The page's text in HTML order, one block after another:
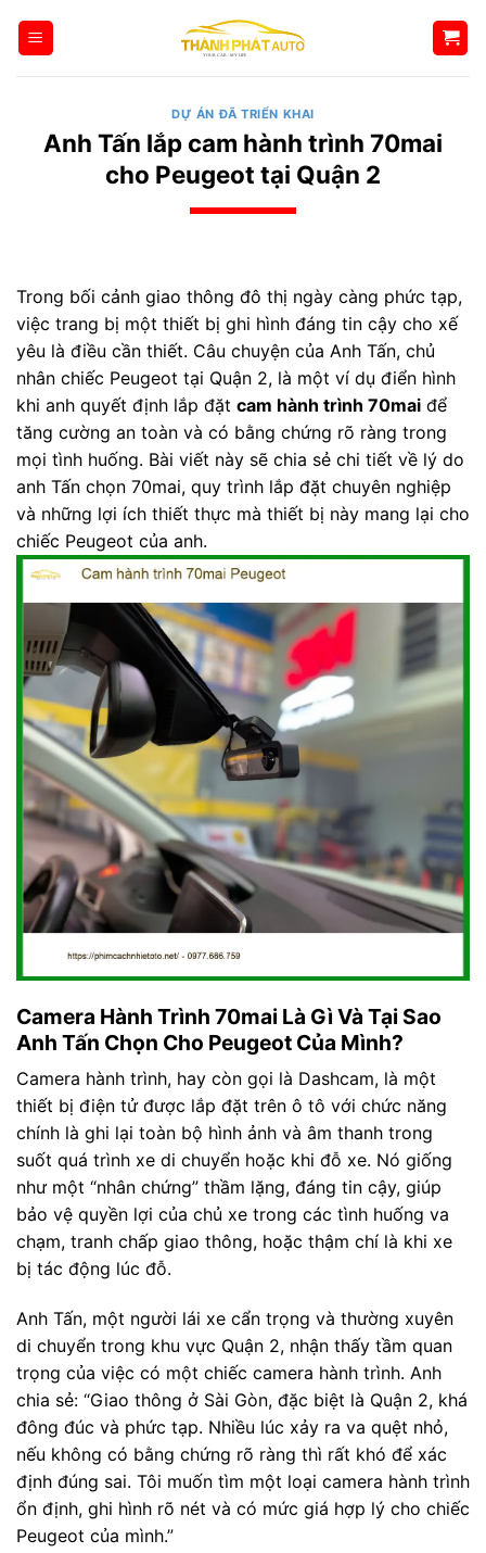
qua
DỰ ÁN ĐÃ TRIỂN KHAI
Anh Tấn lắp cam hành trình 70mai
cho Peugeot tại Quận 2
Trong bối cảnh giao thông đô thị ngày càng phức tạp,
việc trang bị một thiết bị ghi hình đáng tin cậy cho xế
yêu là điều cần thiết. Câu chuyện của Anh Tấn, chủ
nhân chiếc Peugeot tại Quận 2, là một ví dụ điển hình
khi anh quyết định lắp đặt cam hành trình 70mai để
tăng cường an toàn và có bằng chứng rõ ràng trong
mọi tình huống. Bài viết này sẽ chia sẻ chi tiết về lý do
anh Tấn chọn 70mai, quy trình lắp đặt chuyên nghiệp
và những lợi ích thiết thực mà thiết bị này mang lại cho
chiếc Peugeot của anh.
Camera Hành Trình 70mai Là Gì Và Tại Sao
Anh Tấn Chọn Cho Peugeot Của Mình?
Camera hành trình, hay còn gọi là Dashcam, là một
thiết bị điện tử được lắp đặt trên ô tô với chức năng
chính là ghi lại toàn bộ hình ảnh và âm thanh trong
suốt quá trình xe di chuyển hoặc khi đỗ xe. Nó giống
như một “nhân chứng” thầm lặng, đáng tin cậy, giúp
bảo vệ quyền lợi của chủ xe trong các tình huống va
chạm, tranh chấp giao thông, hoặc thậm chí là khi xe
bị tác động lúc đỗ.
Anh Tấn, một người lái xe cẩn trọng và thường xuyên
di chuyển trong khu vực Quận 2, nhận thấy tầm quan
trọng của việc có một chiếc camera hành trình. Anh
chia sẻ: “Giao thông ở Sài Gòn, đặc biệt là Quận 2, khá
đông đúc và phức tạp. Nhiều lúc xảy ra va quệt nhỏ,
nếu không có bằng chứng rõ ràng thì rất khó để xác
định đúng sai. Tôi muốn tìm một loại camera hành trình
ổn định, ghi hình rõ nét và có mức giá hợp lý cho chiếc
Peugeot của mình.”